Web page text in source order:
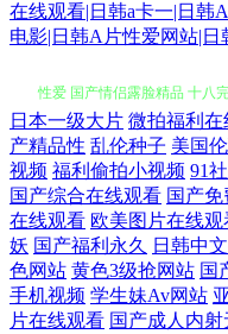
在线观看|日韩a卡一|日韩
电影|日韩A片性爱网站|
老司机午夜福利影院 欧美高
性爱 国产情侣露脸精品 十八
日韩福利微拍 中文字字幕在
在线v 成人看91 青青草ab 91
日本一级大片 微拍福利在
产精品性 乱伦种子 美国
视频 福利偷拍小视频 91
国产综合在线观看 国产
在线观看 欧美图片在线观
妖 国产福利永久 日韩中
色网站 黄色3级抢网站 国
手机视频 学生妹Av网站
片在线观看 国产成人内射